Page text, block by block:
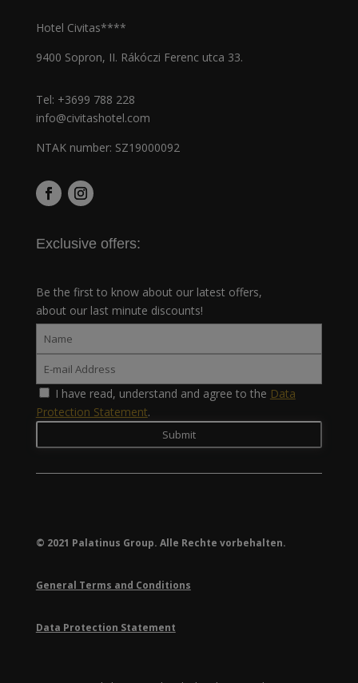
Hotel Civitas****
9400 Sopron, II. Rákóczi Ferenc utca 33.
Tel: +3699 788 228
info@civitashotel.com
NTAK number: SZ19000092
Exclusive offers:
Be the first to know about our latest offers,
about our last minute discounts!
I have read, understand and agree to the Data
Protection Statement.
© 2021 Palatinus Group. Alle Rechte vorbehalten.
General Terms and Conditions
Data Protection Statement